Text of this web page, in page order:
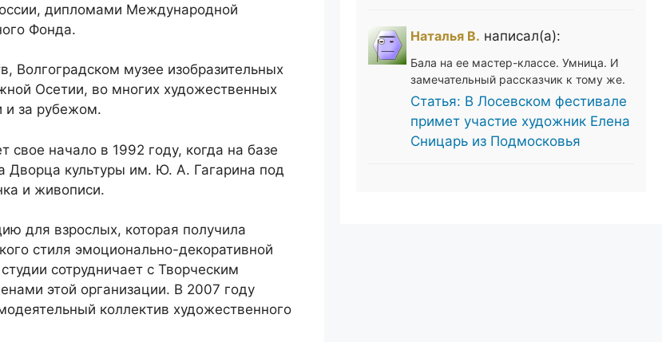
дипломами Международной
Фонда.
Волгоградском музее изобразительных
Осетии, во многих художественных
и за рубежом.
начало в 1992 году, когда на базе
Дворца культуры им. Ю. А. Гагарина под
и живописи.
для взрослых, которая получила
стиля эмоционально-декоративной
сотрудничает с Творческим
этой организации. В 2007 году
коллектив художественного
Наталья В. написал(а):
Бала на ее мастер-классе. Умница. И
замечательный рассказчик к тому же.
Статья: В Лосевском фестивале
примет участие художник Елена
Сницарь из Подмосковья